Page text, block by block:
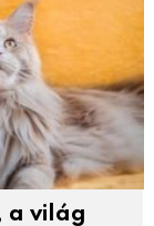
a világ